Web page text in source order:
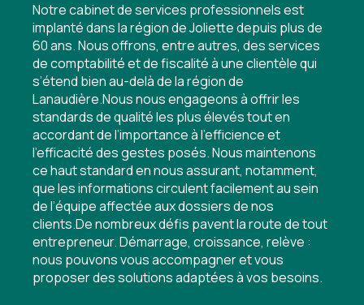
Notre cabinet de services professionnels est
implanté dans la région de Joliette depuis plus de
60 ans. Nous offrons, entre autres, des services
de comptabilité et de fiscalité à une clientèle qui
s’étend bien au-delà de la région de
Lanaudière.Nous nous engageons à offrir les
standards de qualité les plus élevés tout en
accordant de l’importance à l’efficience et
l’efficacité des gestes posés. Nous maintenons
ce haut standard en nous assurant, notamment,
que les informations circulent facilement au sein
de l’équipe affectée aux dossiers de nos
clients.De nombreux défis pavent la route de tout
entrepreneur. Démarrage, croissance, relève :
nous pouvons vous accompagner et vous
proposer des solutions adaptées à vos besoins.